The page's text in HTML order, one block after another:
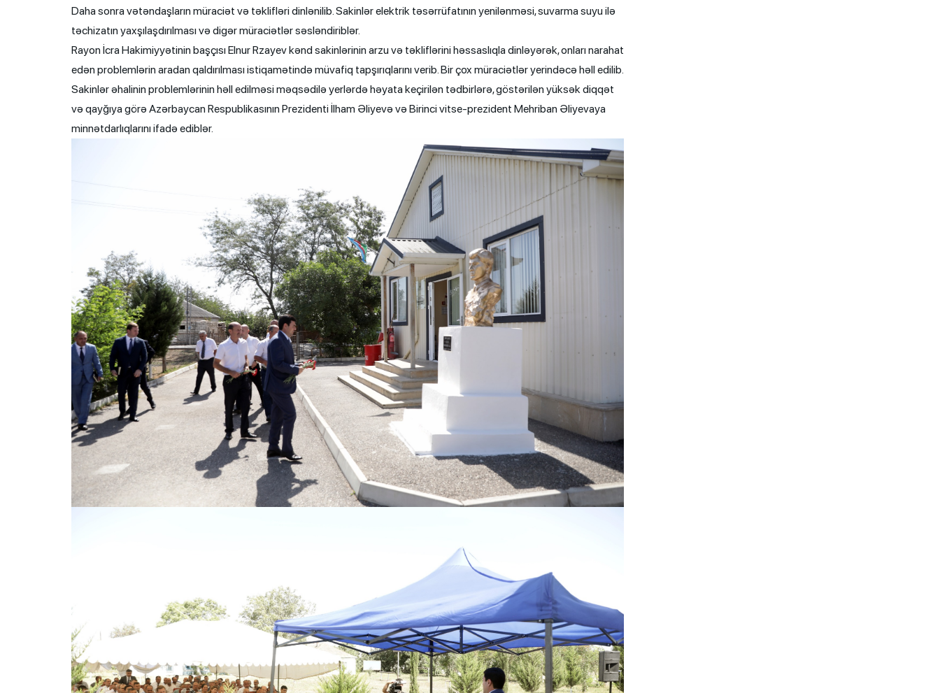
Daha sonra vətəndaşların müraciət və təklifləri dinlənilib. Sakinlər elektrik təsərrüfatının yenilənməsi, suvarma suyu ilə
təchizatın yaxşılaşdırılması və digər müraciətlər səsləndiriblər.
Rayon İcra Hakimiyyətinin başçısı Elnur Rzayev kənd sakinlərinin arzu və təkliflərini həssaslıqla dinləyərək, onları narahat
edən problemlərin aradan qaldırılması istiqamətində müvafiq tapşırıqlarını verib. Bir çox müraciətlər yerindəcə həll edilib.
Sakinlər əhalinin problemlərinin həll edilməsi məqsədilə yerlərdə həyata keçirilən tədbirlərə, göstərilən yüksək diqqət
və qayğıya görə Azərbaycan Respublikasının Prezidenti İlham Əliyevə və Birinci vitse-prezident Mehriban Əliyevaya
minnətdarlıqlarını ifadə ediblər.